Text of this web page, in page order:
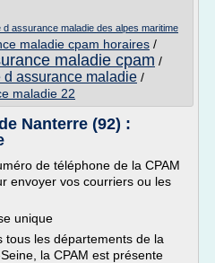
d assurance maladie des alpes maritime
maladie cpam horaires /
maladie cpam /
assurance maladie /
maladie 22
Nanterre (92) :
de téléphone de la CPAM
envoyer vos courriers ou les
unique
tous les départements de la
la CPAM est présente